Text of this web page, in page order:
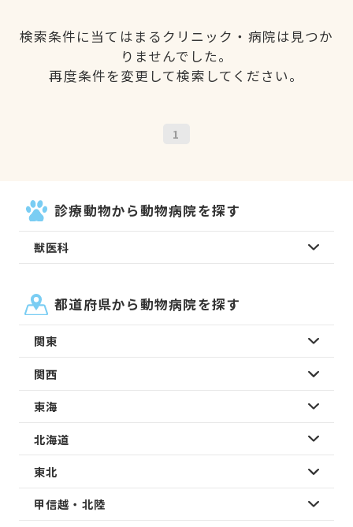
検索条件に当てはまるクリニック・病院は見つか
りませんでした。
再度条件を変更して検索してください。
1
診療動物から動物病院を探す
獣医科
都道府県から動物病院を探す
関東
関西
東海
北海道
東北
甲信越・北陸